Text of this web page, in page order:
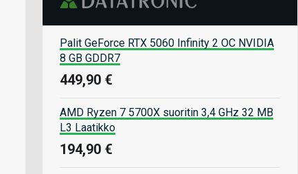
Palit GeForce RTX 5060 Infinity 2 OC NVIDIA
8 GB GDDR7
449,90 €
AMD Ryzen 7 5700X suoritin 3,4 GHz 32 MB
L3 Laatikko
194,90 €